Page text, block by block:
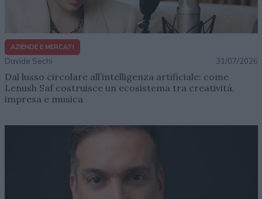
AZIENDE E MERCATI
Davide Sechi 31/07/2026
Dal lusso circolare all’intelligenza artificiale: come
Lenush Saf costruisce un ecosistema tra creatività,
impresa e musica